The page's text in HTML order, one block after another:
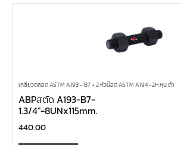
เกลียวตลอด ASTM A193 - B7 + 2 หัวน๊อต ASTM A194 -2H หุน ดำ
ABPสตัด A193-B7-
1.3/4″-8UNx115mm.
440.00